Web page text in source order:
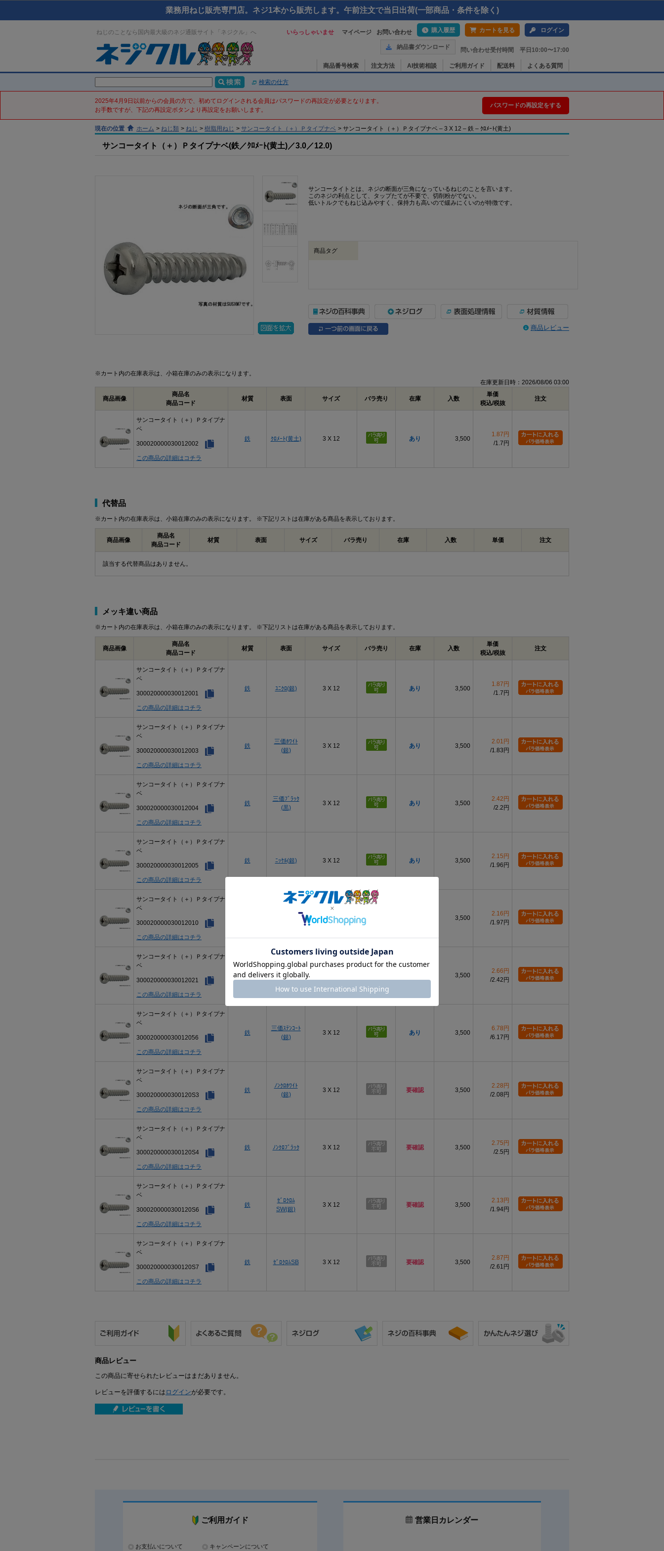
業務用ねじ販売専門店。ネジ1本から販売します。午前注文で当日出荷(一部商品・条件を除く)
ねじのことなら国内最大級のネジ通販サイト「ネジクル」へ いらっしゃいませ マイページ お問い合わせ 購入履歴 カートを見る ログイン
納品書ダウンロード 問い合わせ受付時間 平日10:00〜17:00
商品番号検索 注文方法 AI技術相談 ご利用ガイド 配送料 よくある質問
検索の仕方
2025年4月9日以前からの会員の方で、初めてログインされる会員はパスワードの再設定が必要となります。
お手数ですが、下記の再設定ボタンより再設定をお願いします。
パスワードの再設定をする
現在の位置 ホーム > ねじ類 > ねじ > 樹脂用ねじ > サンコータイト（＋）Ｐタイプナベ > サンコータイト（＋）Ｐタイプナベ – 3 X 12 – 鉄 – ｸﾛﾒｰﾄ(黄土)
サンコータイト（＋）Ｐタイプナベ(鉄／ｸﾛﾒｰﾄ(黄土)／3.0／12.0)
サンコータイトとは、ネジの断面が三角になっているねじのことを言います。
このネジの利点として、タップたてが不要で、切削粉がでない。
低いトルクでもねじ込みやすく、保持力も高いので緩みにくいのが特徴です。
商品タグ
商品レビュー
※カート内の在庫表示は、小箱在庫のみの表示になります。
在庫更新日時：2026/08/06 03:00
商品画像
商品名
商品コード
材質 表面 サイズ バラ売り 在庫 入数
単価
税込/税抜
注文
サンコータイト（＋）Ｐタイプナ
ベ
300020000030012002
この商品の詳細はコチラ
鉄 ｸﾛﾒｰﾄ(黄土) 3 X 12 あり 3,500
1.87円
1.7円
代替品
※カート内の在庫表示は、小箱在庫のみの表示になります。 ※下記リストは在庫がある商品を表示しております。
商品画像
商品名
商品コード
材質 表面 サイズ バラ売り 在庫 入数 単価 注文
該当する代替商品はありません。
メッキ違い商品
※カート内の在庫表示は、小箱在庫のみの表示になります。 ※下記リストは在庫がある商品を表示しております。
商品画像
商品名
商品コード
材質 表面 サイズ バラ売り 在庫 入数
単価
税込/税抜
注文
サンコータイト（＋）Ｐタイプナ
ベ
300020000030012001
この商品の詳細はコチラ
鉄 ﾕﾆｸﾛ(銀) 3 X 12 あり 3,500
1.87円
1.7円
サンコータイト（＋）Ｐタイプナ
ベ
300020000030012003
この商品の詳細はコチラ
鉄
三価ﾎﾜｲﾄ
(銀)
3 X 12 あり 3,500
2.01円
1.83円
サンコータイト（＋）Ｐタイプナ
ベ
300020000030012004
この商品の詳細はコチラ
鉄
三価ﾌﾞﾗｯｸ
(黒)
3 X 12 あり 3,500
2.42円
2.2円
サンコータイト（＋）Ｐタイプナ
ベ
300020000030012005
この商品の詳細はコチラ
鉄 ﾆｯｹﾙ(銀) 3 X 12 あり 3,500
2.15円
1.96円
サンコータイト（＋）Ｐタイプナ
ベ
300020000030012010
この商品の詳細はコチラ
3 X 12 3,500
2.16円
1.97円
サンコータイト（＋）Ｐタイプナ
ベ
300020000030012021
この商品の詳細はコチラ
鉄
黒ﾆｯｹﾙ(黒
灰)
3,500
2.66円
2.42円
サンコータイト（＋）Ｐタイプナ
ベ
300020000030012056
この商品の詳細はコチラ
鉄
三価ｽﾃﾝｺｰﾄ
(銀)
3 X 12 あり 3,500
6.78円
6.17円
サンコータイト（＋）Ｐタイプナ
ベ
3000200000300120S3
この商品の詳細はコチラ
鉄
ﾉﾝｸﾛﾎﾜｲﾄ
(銀)
3 X 12 要確認 3,500
2.28円
2.08円
サンコータイト（＋）Ｐタイプナ
ベ
3000200000300120S4
この商品の詳細はコチラ
鉄 ﾉﾝｸﾛﾌﾞﾗｯｸ 3 X 12 要確認 3,500
2.75円
2.5円
サンコータイト（＋）Ｐタイプナ
ベ
3000200000300120S6
この商品の詳細はコチラ
鉄
ｾﾞﾛｸﾛﾑ
SW(銀)
3 X 12 要確認 3,500
2.13円
1.94円
サンコータイト（＋）Ｐタイプナ
ベ
3000200000300120S7
この商品の詳細はコチラ
鉄 ｾﾞﾛｸﾛﾑSB 3 X 12 要確認 3,500
2.87円
2.61円
商品レビュー
この商品に寄せられたレビューはまだありません。
レビューを評価するには ログインが必要です。
ご利用ガイド
お支払いについて キャンペーンについて
営業日カレンダー